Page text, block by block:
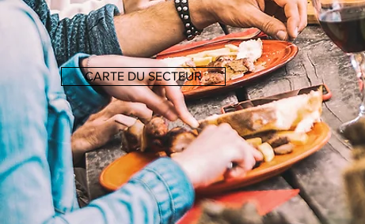
CARTE DU SECTEUR